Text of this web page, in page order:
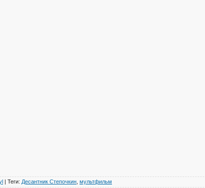
| Теги: Десантник Степочкин мультфильм